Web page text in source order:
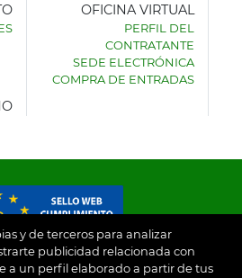
y de terceros para analizar
publicidad relacionada con
a un perfil elaborado a partir de tus
OFICINA VIRTUAL
PERFIL DEL
CONTRATANTE
SEDE ELECTRÓNICA
COMPRA DE ENTRADAS